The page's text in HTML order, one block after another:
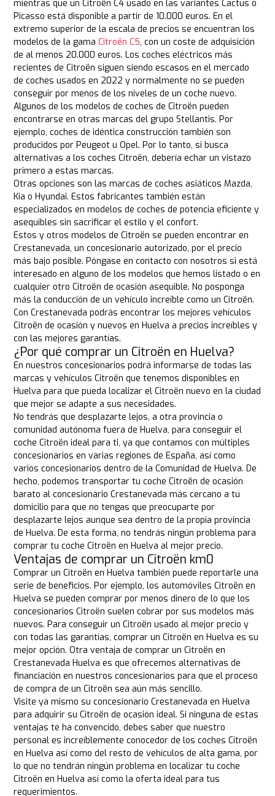
mientras que un Citroën C4 usado en las variantes Cactus o
Picasso está disponible a partir de 10.000 euros. En el
extremo superior de la escala de precios se encuentran los
modelos de la gamaCitroën C5, con un coste de adquisición
de al menos 20.000 euros. Los coches eléctricos más
recientes de Citroën siguen siendo escasos en el mercado
de coches usados en 2022 y normalmente no se pueden
conseguir por menos de los niveles de un coche nuevo.
Algunos de los modelos de coches de Citroën pueden
encontrarse en otras marcas del grupo Stellantis. Por
ejemplo, coches de idéntica construcción también son
producidos por Peugeot u Opel. Por lo tanto, si busca
alternativas a los coches Citroën, debería echar un vistazo
primero a estas marcas.
Otras opciones son las marcas de coches asiáticos Mazda,
Kia o Hyundai. Estos fabricantes también están
especializados en modelos de coches de potencia eficiente y
asequibles sin sacrificar el estilo y el confort.
Estos y otros modelos de Citroën se pueden encontrar en
Crestanevada, un concesionario autorizado, por el precio
más bajo posible. Póngase en contacto con nosotros si está
interesado en alguno de los modelos que hemos listado o en
cualquier otro Citroën de ocasión asequible. No posponga
más la conducción de un vehículo increíble como un Citroën.
Con Crestanevada podrás encontrar los mejores vehículos
Citroën de ocasión y nuevos en Huelva a precios increíbles y
con las mejores garantías.
¿Por qué comprar un Citroën en Huelva?
En nuestros concesionarios podrá informarse de todas las
marcas y vehículos Citroën que tenemos disponibles en
Huelva para que pueda localizar el Citroën nuevo en la ciudad
que mejor se adapte a sus necesidades.
No tendrás que desplazarte lejos, a otra provincia o
comunidad autónoma fuera de Huelva, para conseguir el
coche Citroën ideal para ti, ya que contamos con múltiples
concesionarios en varias regiones de España, así como
varios concesionarios dentro de la Comunidad de Huelva. De
hecho, podemos transportar tu coche Citroën de ocasión
barato al concesionario Crestanevada más cercano a tu
domicilio para que no tengas que preocuparte por
desplazarte lejos aunque sea dentro de la propia provincia
de Huelva. De esta forma, no tendrás ningún problema para
comprar tu coche Citroën en Huelva al mejor precio.
Ventajas de comprar un Citroën km0
Comprar un Citroën en Huelva también puede reportarle una
serie de beneficios. Por ejemplo, los automóviles Citroën en
Huelva se pueden comprar por menos dinero de lo que los
concesionarios Citroën suelen cobrar por sus modelos más
nuevos. Para conseguir un Citroën usado al mejor precio y
con todas las garantías, comprar un Citroën en Huelva es su
mejor opción. Otra ventaja de comprar un Citroën en
Crestanevada Huelva es que ofrecemos alternativas de
financiación en nuestros concesionarios para que el proceso
de compra de un Citroën sea aún más sencillo.
Visite ya mismo su concesionario Crestanevada en Huelva
para adquirir su Citroën de ocasión ideal. Si ninguna de estas
ventajas te ha convencido, debes saber que nuestro
personal es increíblemente conocedor de los coches Citroën
en Huelva así como del resto de vehículos de alta gama, por
lo que no tendrán ningún problema en localizar tu coche
Citroën en Huelva así como la oferta ideal para tus
requerimientos.